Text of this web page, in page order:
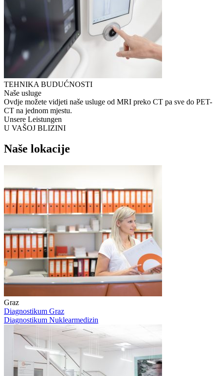
TEHNIKA BUDUĆNOSTI
Naše usluge
Ovdje možete vidjeti naše usluge od MRI preko CT pa sve do PET-
CT na jednom mjestu.
Unsere Leistungen
U VAŠOJ BLIZINI
Naše lokacije
Graz
Diagnostikum Graz
Diagnostikum Nuklearmedizin